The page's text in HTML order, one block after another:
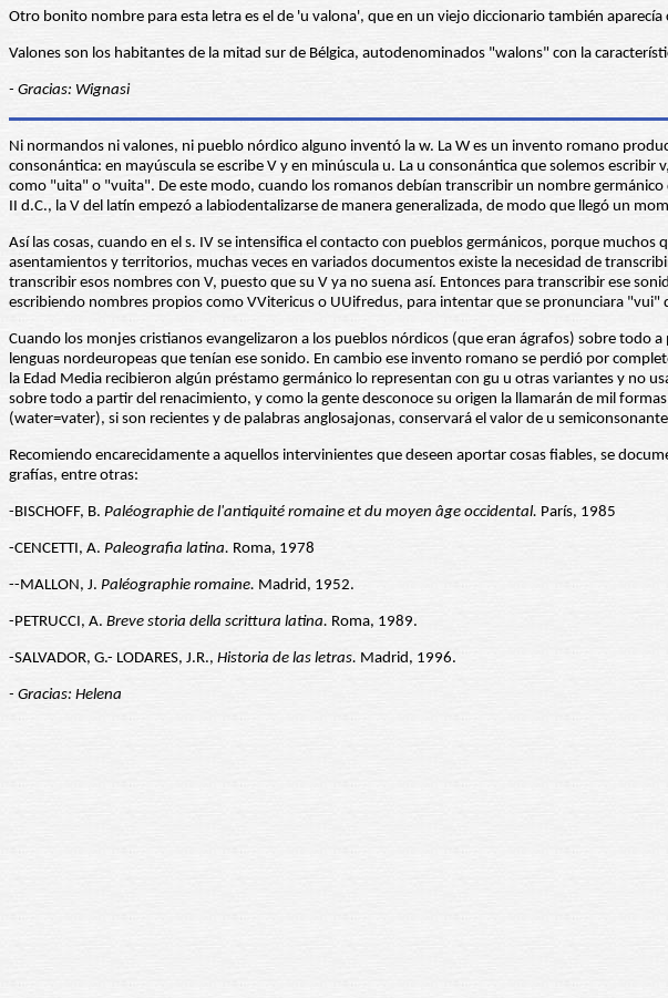
Otro bonito nombre para esta letra es el de 'u valona', que en un viejo diccionario también aparecía
Valones son los habitantes de la mitad sur de Bélgica, autodenominados "walons" con la
- Gracias: Wignasi
Ni normandos ni valones, ni pueblo nórdico alguno inventó la w. La W es un invento romano
consonántica: en mayúscula se escribe V y en minúscula u. La u consonántica que solemos
como "uita" o "vuita". De este modo, cuando los romanos debían transcribir un nombre
II d.C., la V del latín empezó a labiodentalizarse de manera generalizada, de modo que llegó un
Así las cosas, cuando en el s. IV se intensifica el contacto con pueblos germánicos, porque
asentamientos y territorios, muchas veces en variados documentos existe la necesidad de
transcribir esos nombres con V, puesto que su V ya no suena así. Entonces para transcribir ese
escribiendo nombres propios como VVitericus o UUifredus, para intentar que se pronunciara
Cuando los monjes cristianos evangelizaron a los pueblos nórdicos (que eran ágrafos) sobre
lenguas nordeuropeas que tenían ese sonido. En cambio ese invento romano se perdió por
la Edad Media recibieron algún préstamo germánico lo representan con gu u otras variantes y no
sobre todo a partir del renacimiento, y como la gente desconoce su origen la llamarán de mil
(water=vater), si son recientes y de palabras anglosajonas, conservará el valor de u
Recomiendo encarecidamente a aquellos intervinientes que deseen aportar cosas fiables, se
grafías, entre otras:
-BISCHOFF, B. Paléographie de l'antiquité romaine et du moyen âge occidental. París, 1985
-CENCETTI, A. Paleografia latina. Roma, 1978
--MALLON, J. Paléographie romaine. Madrid, 1952.
-PETRUCCI, A. Breve storia della scrittura latina. Roma, 1989.
-SALVADOR, G.- LODARES, J.R., Historia de las letras. Madrid, 1996.
- Gracias: Helena